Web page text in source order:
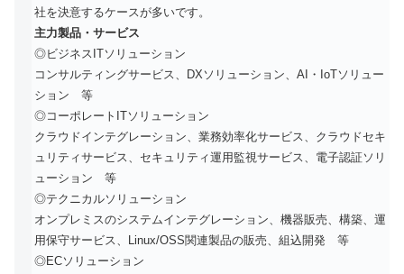
社を決意するケースが多いです。
主力製品・サービス
◎ビジネスITソリューション
コンサルティングサービス、DXソリューション、AI・IoTソリュー
ション 等
◎コーポレートITソリューション
クラウドインテグレーション、業務効率化サービス、クラウドセキ
ュリティサービス、セキュリティ運用監視サービス、電子認証ソリ
ューション 等
◎テクニカルソリューション
オンプレミスのシステムインテグレーション、機器販売、構築、運
用保守サービス、Linux/OSS関連製品の販売、組込開発 等
◎ECソリューション